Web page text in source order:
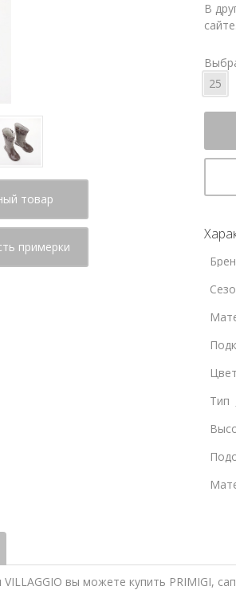
товар
примерки
В
сайте.
25
Цвет
Тип
вы можете купить PRIMIGI,